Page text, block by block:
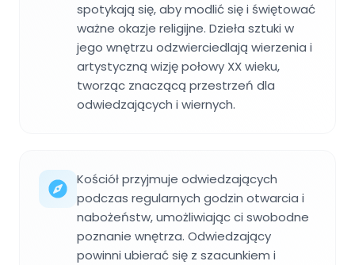
spotykają się, aby modlić się i świętować
ważne okazje religijne. Dzieła sztuki w
jego wnętrzu odzwierciedlają wierzenia i
artystyczną wizję połowy XX wieku,
tworząc znaczącą przestrzeń dla
odwiedzających i wiernych.
Kościół przyjmuje odwiedzających
podczas regularnych godzin otwarcia i
nabożeństw, umożliwiając ci swobodne
poznanie wnętrza. Odwiedzający
powinni ubierać się z szacunkiem i